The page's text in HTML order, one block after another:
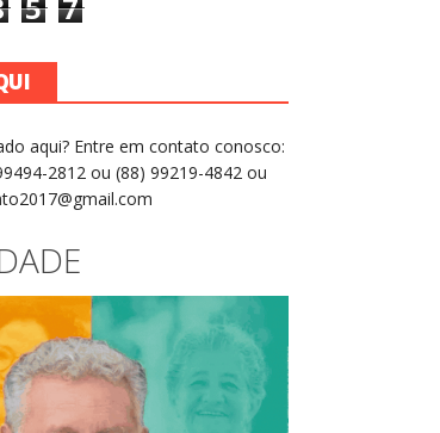
aqui? Entre em contato conosco:
2812 ou (88) 99219-4842 ou